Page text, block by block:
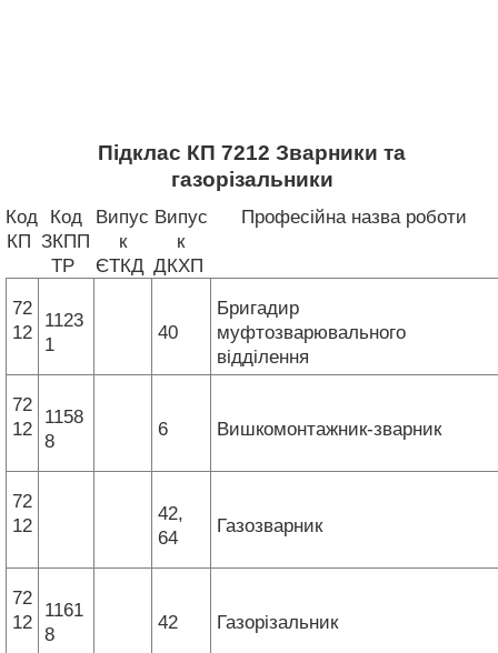
Підклас КП 7212 Зварники та
газорізальники
Код
КП
Код
ЗКПП
ТР
Випус
к
ЄТКД
Випус
к
ДКХП
Професійна назва роботи
72
12
1123
1
40
Бригадир
муфтозварювального
відділення
72
12
1158
8
6 Вишкомонтажник-зварник
72
12
42,
64
Газозварник
72
12
1161
8
42 Газорізальник